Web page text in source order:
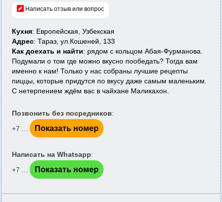
Написать отзыв или вопрос
Кухня: Европейская, Узбекская
Адрес: Тараз, ул.Кошеней, 133
Как доехать и найти: рядом с кольцом Абая-Фурманова.
Подумали о том где можно вкусно пообедать? Тогда вам
именно к нам! Только у нас собраны лучшие рецепты
пиццы, которые придутся по вкусу даже самым маленьким.
С нетерпением ждём вас в чайхане Маликахон.
Позвонить без посредников:
+7 ...
Показать номер
Написать на Whatsapp:
+7 ...
Показать номер